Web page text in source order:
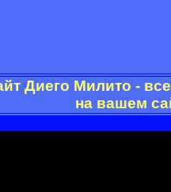
Диего Милито -
на вашем